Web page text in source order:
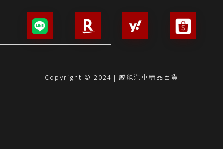
Copyright © 2024 | 威能汽車精品百貨